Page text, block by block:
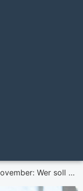
Marketer of the year 2023 nominiert werden?